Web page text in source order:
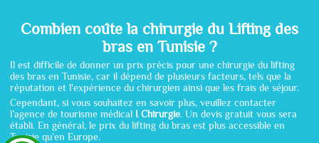
Combien coûte la chirurgie du Lifting des
bras en Tunisie ?
Il est difficile de donner un prix précis pour une chirurgie du lifting
des bras en Tunisie, car il dépend de plusieurs facteurs, tels que la
réputation et l'expérience du chirurgien ainsi que les frais de séjour.
Cependant, si vous souhaitez en savoir plus, veuillez contacter
l’agence de tourisme médical I Chirurgie. Un devis gratuit vous sera
établi. En général, le prix du lifting du bras est plus accessible en
Tunisie qu’en Europe.